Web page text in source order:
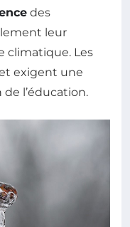
des
leur
climatique. Les
exigent une
l’éducation.